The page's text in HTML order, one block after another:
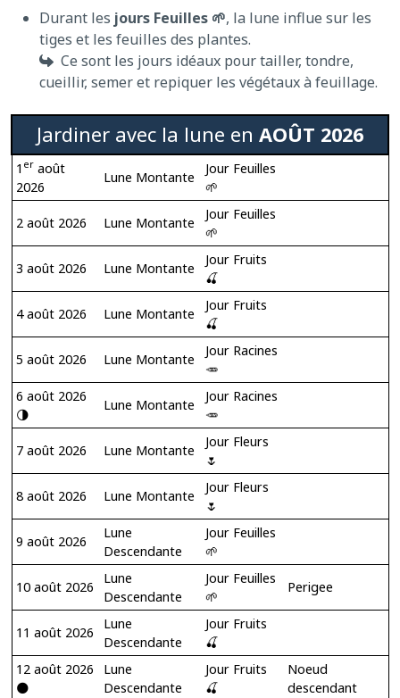
Durant les jours Feuilles 🌱, la lune influe sur les
tiges et les feuilles des plantes.
Ce sont les jours idéaux pour tailler, tondre,
cueillir, semer et repiquer les végétaux à feuillage.
Jardiner avec la lune en AOÛT 2026
1 er août
2026
Lune Montante
Jour Feuilles
🌱
2 août 2026 Lune Montante
Jour Feuilles
🌱
3 août 2026 Lune Montante
Jour Fruits
🍒
4 août 2026 Lune Montante
Jour Fruits
🍒
5 août 2026 Lune Montante
Jour Racines
🥕
6 août 2026
🌗
Lune Montante
Jour Racines
🥕
7 août 2026 Lune Montante
Jour Fleurs
🌷
8 août 2026 Lune Montante
Jour Fleurs
🌷
9 août 2026
Lune
Descendante
Jour Feuilles
🌱
10 août 2026
Lune
Descendante
Jour Feuilles
🌱
Perigee
11 août 2026
Lune
Descendante
Jour Fruits
🍒
12 août 2026
🌑
Lune
Descendante
Jour Fruits
🍒
Noeud
descendant